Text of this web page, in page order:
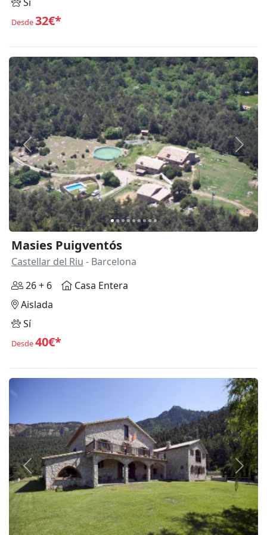
Desde32€*
Anterior
Masies Puigventós
Castellar del Riu - Barcelona
26 + 6
Casa Entera
Aislada
Sí
Desde40€*
Anterior